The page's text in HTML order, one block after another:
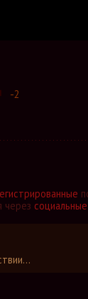
-2
через